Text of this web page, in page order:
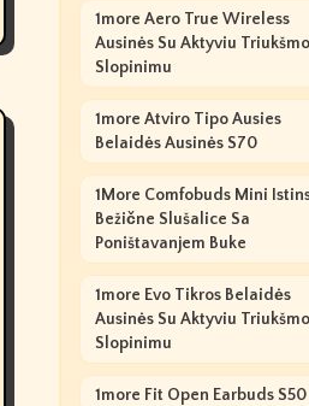
1more Aero True Wireless
Ausinės Su Aktyviu Triukšmo
Slopinimu
1more Atviro Tipo Ausies
Belaidės Ausinės S70
1More Comfobuds Mini
Bežične Slušalice Sa
Poništavanjem Buke
1more Evo Tikros Belaidės
Ausinės Su Aktyviu Triukšmo
Slopinimu
1more Fit Open Earbuds S50